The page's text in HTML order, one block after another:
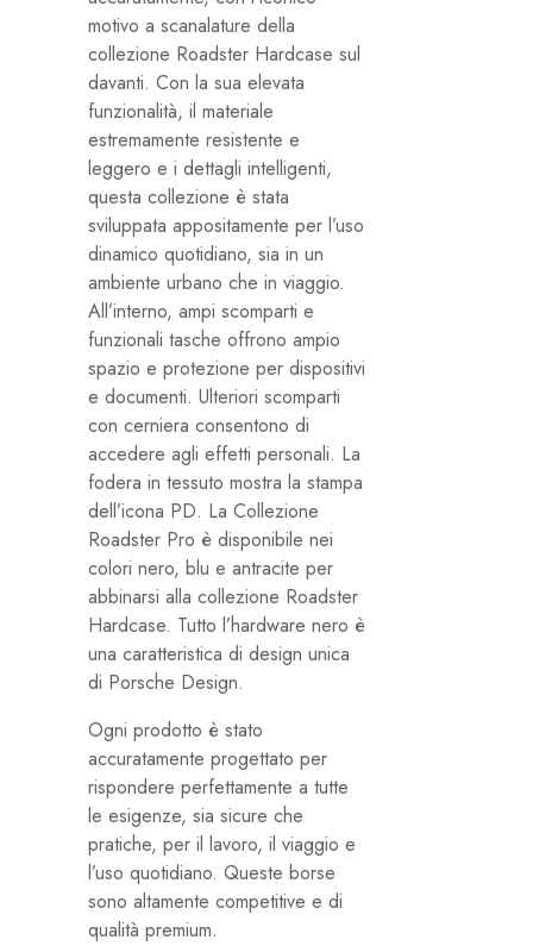
motivo a scanalature della
collezione Roadster Hardcase sul
davanti. Con la sua elevata
funzionalità, il materiale
estremamente resistente e
leggero e i dettagli intelligenti,
questa collezione è stata
sviluppata appositamente per l’uso
dinamico quotidiano, sia in un
ambiente urbano che in viaggio.
All’interno, ampi scomparti e
funzionali tasche offrono ampio
spazio e protezione per dispositivi
e documenti. Ulteriori scomparti
con cerniera consentono di
accedere agli effetti personali. La
fodera in tessuto mostra la stampa
dell’icona PD. La Collezione
Roadster Pro è disponibile nei
colori nero, blu e antracite per
abbinarsi alla collezione Roadster
Hardcase. Tutto l’hardware nero è
una caratteristica di design unica
di Porsche Design.
Ogni prodotto è stato
accuratamente progettato per
rispondere perfettamente a tutte
le esigenze, sia sicure che
pratiche, per il lavoro, il viaggio e
l’uso quotidiano. Queste borse
sono altamente competitive e di
qualità premium.